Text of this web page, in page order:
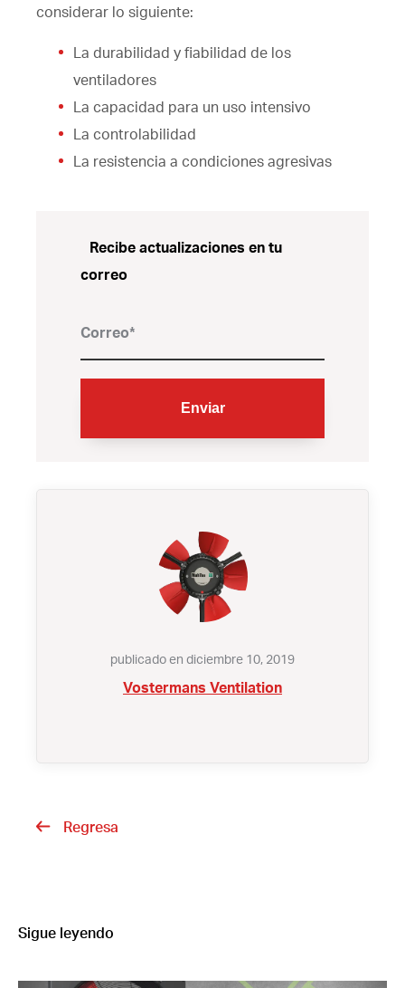
considerar lo siguiente:
La durabilidad y fiabilidad de los
ventiladores
La capacidad para un uso intensivo
La controlabilidad
La resistencia a condiciones agresivas
Recibe actualizaciones en tu
correo
publicado en diciembre 10, 2019
Vostermans Ventilation
Regresa
Sigue leyendo